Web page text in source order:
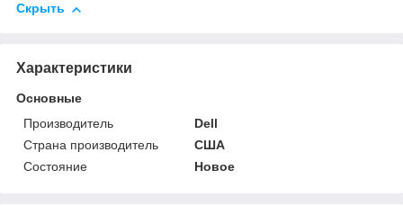
Скрыть
Характеристики
Основные
Производитель
Dell
Страна производитель
США
Состояние
Новое